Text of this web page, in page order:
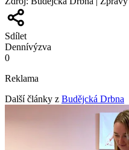
Sdílet
Dennívýzva
0
Reklama
Další články z Budějcká Drbna